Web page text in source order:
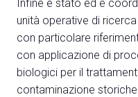
Infine è stato ed è
unità operative di
con particolare
con applicazione di
biologici per il
contaminazione